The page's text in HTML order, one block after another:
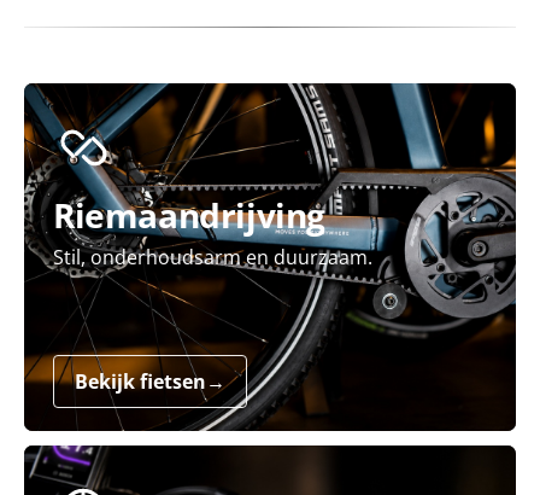
Riemaandrijving
Stil, onderhoudsarm en duurzaam.
Bekijk fietsen→